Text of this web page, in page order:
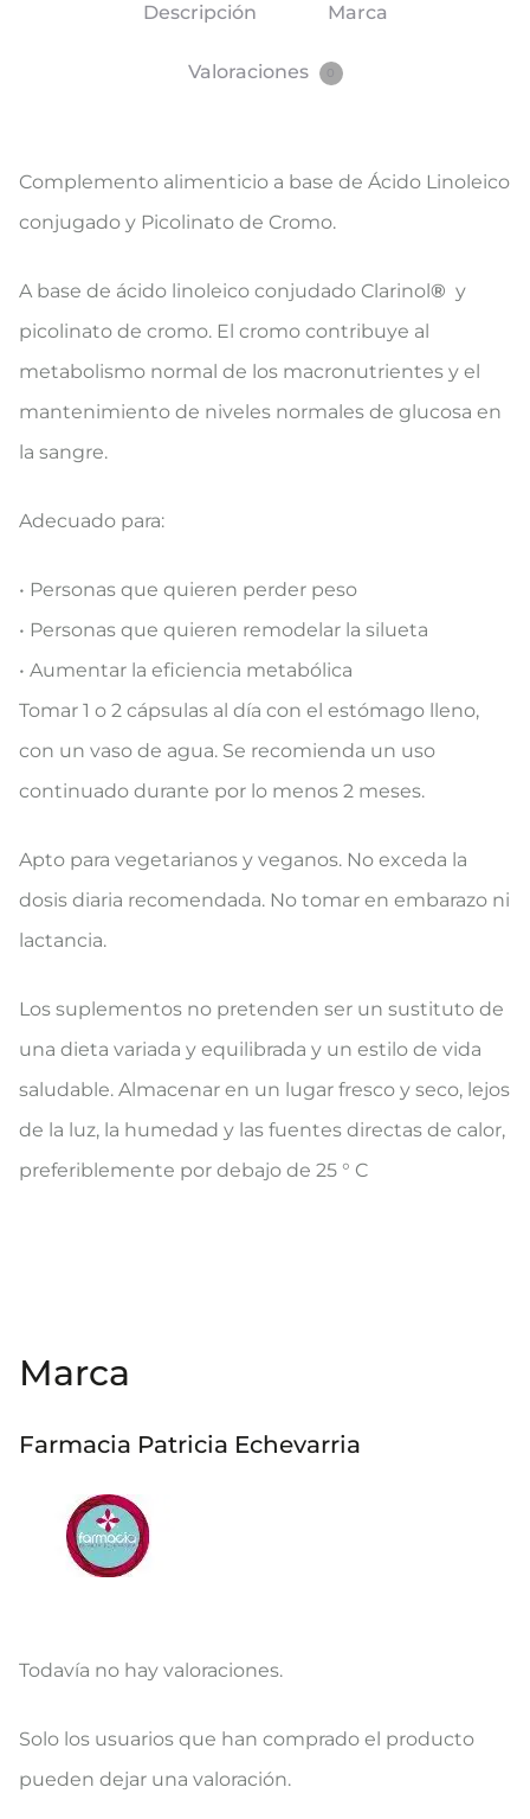
Descripción Marca
Valoraciones
​Complemento alimenticio a base de Ácido Linoleico
conjugado y Picolinato de Cromo.
​A base de ácido linoleico conjudado Clarinol ® y
picolinato de cromo. El cromo contribuye al
metabolismo normal de los macronutrientes y el
mantenimiento de niveles normales de glucosa en
la sangre.
Adecuado para:
• Personas que quieren perder peso
• Personas que quieren remodelar la silueta
• Aumentar la eficiencia metabólica
Tomar 1 o 2 cápsulas al día con el estómago lleno,
con un vaso de agua. Se recomienda un uso
continuado durante por lo menos 2 meses.
Apto para vegetarianos y veganos. No exceda la
dosis diaria recomendada. No tomar en embarazo ni
lactancia.
Los suplementos no pretenden ser un sustituto de
una dieta variada y equilibrada y un estilo de vida
saludable. Almacenar en un lugar fresco y seco, lejos
de la luz, la humedad y las fuentes directas de calor,
preferiblemente por debajo de 25 ° C
Marca
Farmacia Patricia Echevarria
V
a
Todavía no hay valoraciones.
Solo los usuarios que han comprado el producto
pueden dejar una valoración.